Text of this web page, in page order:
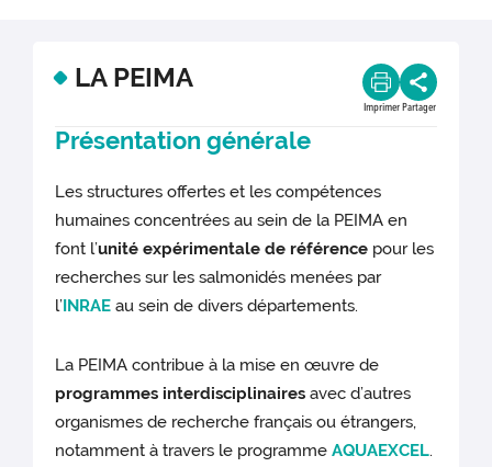
LA PEIMA
Imprimer Partager
Présentation générale
Les structures offertes et les compétences
humaines concentrées au sein de la PEIMA en
font l’unité expérimentale de référence pour les
recherches sur les salmonidés menées par
l’INRAE au sein de divers départements.
La PEIMA contribue à la mise en œuvre de
programmes interdisciplinaires avec d’autres
organismes de recherche français ou étrangers,
notamment à travers le programmeAQUAEXCEL.